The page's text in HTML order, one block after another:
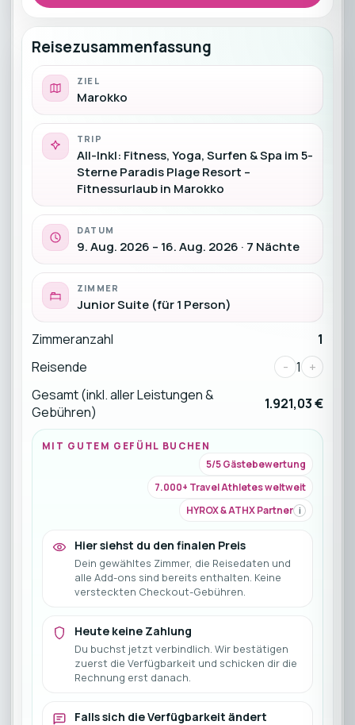
Reisezusammenfassung
ZIEL
Marokko
TRIP
All-Inkl: Fitness, Yoga, Surfen & Spa im 5-
Sterne Paradis Plage Resort –
Fitnessurlaub in Marokko
DATUM
9. Aug. 2026 – 16. Aug. 2026 · 7 Nächte
ZIMMER
Junior Suite (für 1 Person)
Zimmeranzahl
1
Reisende
- 1 +
Gesamt (inkl. aller Leistungen &
Gebühren)
1.921,03 €
MIT GUTEM GEFÜHL BUCHEN
5/5 Gästebewertung
7.000+ Travel Athletes weltweit
HYROX & ATHX Partner i
Hier siehst du den finalen Preis
Dein gewähltes Zimmer, die Reisedaten und
alle Add-ons sind bereits enthalten. Keine
versteckten Checkout-Gebühren.
Heute keine Zahlung
Du buchst jetzt verbindlich. Wir bestätigen
zuerst die Verfügbarkeit und schicken dir die
Rechnung erst danach.
Falls sich die Verfügbarkeit ändert